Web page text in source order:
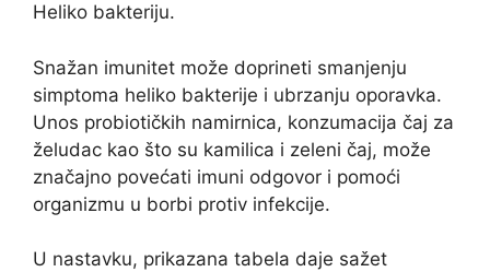
Heliko bakteriju.
Snažan imunitet može doprineti smanjenju
simptoma heliko bakterije i ubrzanju oporavka.
Unos probiotičkih namirnica, konzumacija čaj za
želudac kao što su kamilica i zeleni čaj, može
značajno povećati imuni odgovor i pomoći
organizmu u borbi protiv infekcije.
U nastavku, prikazana tabela daje sažet